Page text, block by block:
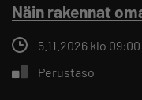
Näin rakennat
5.11.2026 klo 09:00
Perustaso